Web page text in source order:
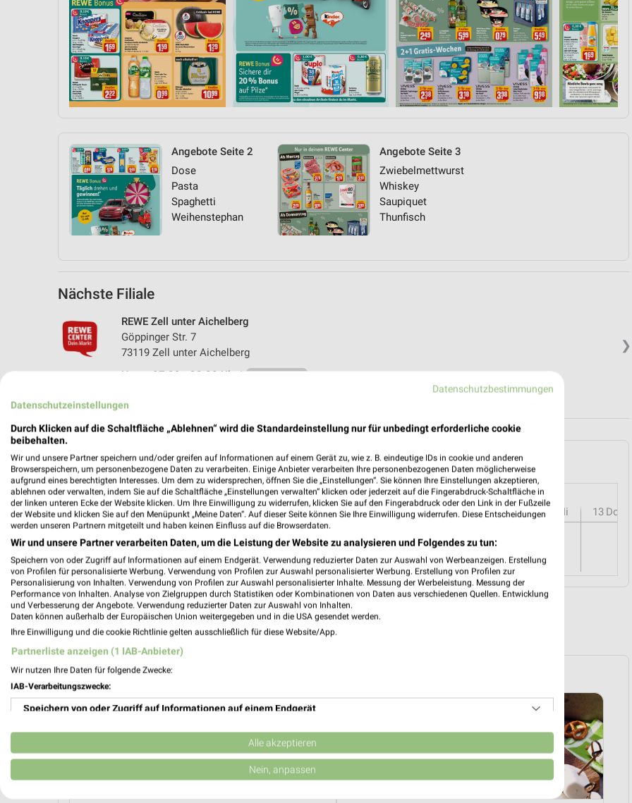
Angebote Seite 2
Dose
Pasta
Spaghetti
Weihenstephan
Angebote Seite 3
Zwiebelmettwurst
Whiskey
Saupiquet
Thunfisch
Nächste Filiale
❯
REWE Zell unter Aichelberg
Göppinger Str. 7
73119 Zell unter Aichelberg
Heute 07:00 - 22:00 Uhr | Geschlossen
Angebote-Kalender für REWE in Zell (Aichelberg) und Umgebung
Aug.
03 Mo 04Di 05 Mi 06 Do 07 Fr 08Sa 09So 10Mo 11Di 12 Mi 13 Do
REWE - Angebote ab 03.08.
MEHR PROSPEKTE
weekli Magazin
Datenschutzbestimmungen
Datenschutzeinstellungen
Durch Klicken auf die Schaltfläche „Ablehnen“ wird die Standardeinstellung nur für unbedingt erforderliche cookie
beibehalten.
Wir und unsere Partner speichern und/oder greifen auf Informationen auf einem Gerät zu, wie z. B. eindeutige IDs in cookie und anderen
Browserspeichern, um personenbezogene Daten zu verarbeiten. Einige Anbieter verarbeiten Ihre personenbezogenen Daten möglicherweise
aufgrund eines berechtigten Interesses. Um dem zu widersprechen, öffnen Sie die „Einstellungen“. Sie können Ihre Einstellungen akzeptieren,
ablehnen oder verwalten, indem Sie auf die Schaltfläche „Einstellungen verwalten“ klicken oder jederzeit auf die Fingerabdruck-Schaltfläche in
der linken unteren Ecke der Website klicken. Um Ihre Einwilligung zu widerrufen, klicken Sie auf den Fingerabdruck oder den Link in der Fußzeile
der Website und klicken Sie auf den Menüpunkt „Meine Daten“. Auf dieser Seite können Sie Ihre Einwilligung widerrufen. Diese Entscheidungen
werden unseren Partnern mitgeteilt und haben keinen Einfluss auf die Browserdaten.
Wir und unsere Partner verarbeiten Daten, um die Leistung der Website zu analysieren und Folgendes zu tun:
Speichern von oder Zugriff auf Informationen auf einem Endgerät. Verwendung reduzierter Daten zur Auswahl von Werbeanzeigen. Erstellung
von Profilen für personalisierte Werbung. Verwendung von Profilen zur Auswahl personalisierter Werbung. Erstellung von Profilen zur
Personalisierung von Inhalten. Verwendung von Profilen zur Auswahl personalisierter Inhalte. Messung der Werbeleistung. Messung der
Performance von Inhalten. Analyse von Zielgruppen durch Statistiken oder Kombinationen von Daten aus verschiedenen Quellen. Entwicklung
und Verbesserung der Angebote. Verwendung reduzierter Daten zur Auswahl von Inhalten.
Daten können außerhalb der Europäischen Union weitergegeben und in die USA gesendet werden.
Ihre Einwilligung und die cookie Richtlinie gelten ausschließlich für diese Website/App.
Partnerliste anzeigen (1 IAB-Anbieter)
Wir nutzen Ihre Daten für folgende Zwecke:
IAB-Verarbeitungszwecke:
Speichern von oder Zugriff auf Informationen auf einem Endgerät
Verwendung reduzierter Daten zur Auswahl von Werbeanzeigen
Erstellung von Profilen für personalisierte Werbung
Alle akzeptieren
Nein, anpassen